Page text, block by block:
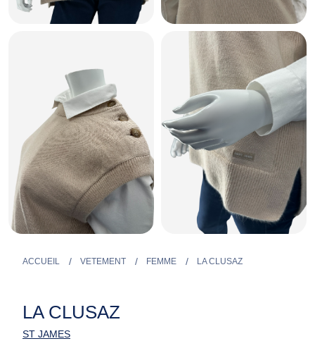
ACCUEIL VETEMENT FEMME LA CLUSAZ
LA CLUSAZ
ST JAMES